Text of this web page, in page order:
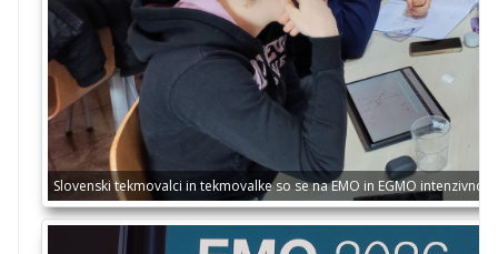
Slovenski tekmovalci in tekmovalke so se na EMO in EGMO intenzivno